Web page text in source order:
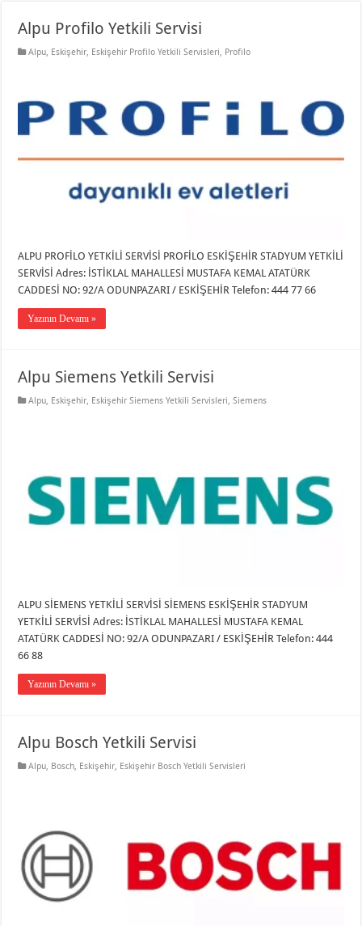
Alpu Profilo Yetkili Servisi
Alpu, Eskişehir, Eskişehir Profilo Yetkili Servisleri, Profilo
ALPU PROFİLO YETKİLİ SERVİSİ PROFİLO ESKİŞEHİR STADYUM YETKİLİ
SERVİSİ Adres: İSTİKLAL MAHALLESİ MUSTAFA KEMAL ATATÜRK
CADDESİ NO: 92/A ODUNPAZARI / ESKİŞEHİR Telefon: 444 77 66
Yazının Devamı »
Alpu Siemens Yetkili Servisi
Alpu, Eskişehir, Eskişehir Siemens Yetkili Servisleri,Siemens
ALPU SİEMENS YETKİLİ SERVİSİ SİEMENS ESKİŞEHİR STADYUM
YETKİLİ SERVİSİ Adres: İSTİKLAL MAHALLESİ MUSTAFA KEMAL
ATATÜRK CADDESİ NO: 92/A ODUNPAZARI / ESKİŞEHİR Telefon: 444
66 88
Yazının Devamı »
Alpu Bosch Yetkili Servisi
Alpu Bosch Eskişehir Eskişehir Bosch Yetkili Servisleri